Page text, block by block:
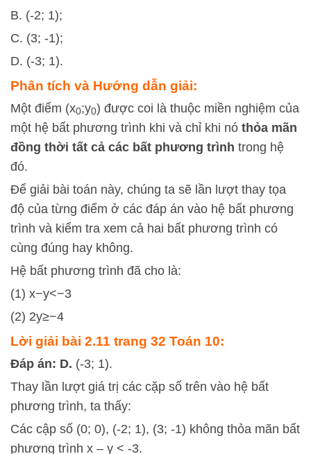
B. (-2; 1);
C. (3; -1);
D. (-3; 1).
Phân tích và Hướng dẫn giải:
Một điểm (x0;y0) được coi là thuộc miền nghiệm của
một hệ bất phương trình khi và chỉ khi nó thỏa mãn
đồng thời tất cả các bất phương trình trong hệ
đó.
Để giải bài toán này, chúng ta sẽ lần lượt thay tọa
độ của từng điểm ở các đáp án vào hệ bất phương
trình và kiểm tra xem cả hai bất phương trình có
cùng đúng hay không.
Hệ bất phương trình đã cho là:
(1) x−y<−3
(2) 2y≥−4
Lời giải bài 2.11 trang 32 Toán 10:
Đáp án: D. (-3; 1).
Thay lần lượt giá trị các cặp số trên vào hệ bất
phương trình, ta thấy:
Các cập số (0; 0), (-2; 1), (3; -1) không thỏa mãn bất
phương trình x – y < -3.